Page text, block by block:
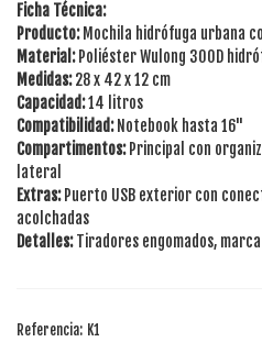
Ficha Técnica:
Producto:Mochila hidrófuga urbana
Material:Poliéster Wulong 300D
Medidas:28 x 42 x 12 cm
Capacidad:14 litros
Compatibilidad:Notebook hasta 16"
Compartimentos:Principal con
lateral
Extras:Puerto USB exterior con
acolchadas
Detalles:Tiradores engomados,
Referencia: K1